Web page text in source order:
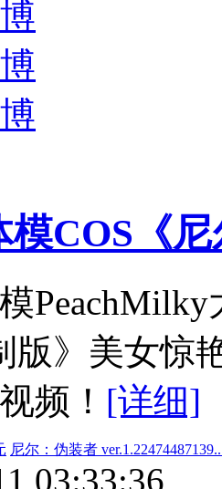
模COS《
版》美女惊
频！ [详细]
尼尔：伪装者
03:33:36